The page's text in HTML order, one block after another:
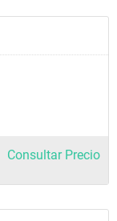
Consultar Precio